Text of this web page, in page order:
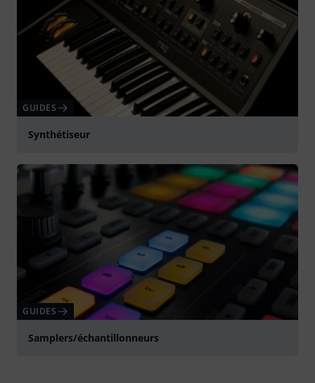
GUIDES
Synthétiseur
GUIDES
Samplers/échantillonneurs